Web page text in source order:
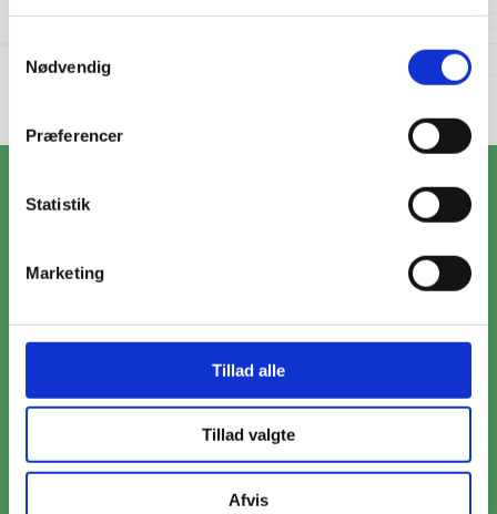
Nødvendig
Præferencer
Statistik
Marketing
Tillad alle
Tillad valgte
Afvis
Vi står klar til at gribe din opgave
Har du behovet, så har vi løsningen. Vi har bred
erfaring og kompetencer til at hjælpe dig videre
med dit projekt – hvad enten det er privat eller
Vi har stor erfaring med alt inden for el og VVS,
og ingen opgave er for stor eller lille, så du kan
trygt overlade din opgave til os.